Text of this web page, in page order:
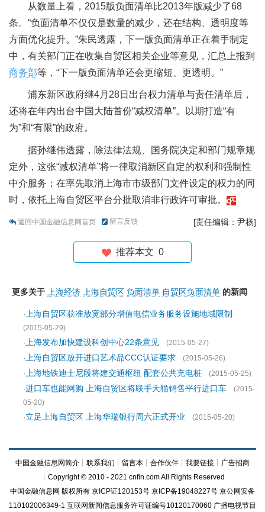
从数量上看，2015版负面清单比2013年版减少了68
条。“负面清单不仅仅是数量的减少，还在结构、透明度等
方面优化提升。”朱民透露，下一版负面清单正在着手制定
中，有关部门正在收集自贸区相关企业等意见，汇总上报到
商务部等，“下一版负面清单还会更缩短、更透明。”
浦东新区政府继4月28日出台权力清单与责任清单后，
还将在年内出台中国大陆首份“减权清单”。以期打造“有
为”和“有限”的政府。
据孙继伟透露，除法律法规、国务院决定和部门规章规
定外，这张“减权清单”将一律取消新区自定的权利和强制性
中介服务；在率先取消上海市市级部门文件设定的权力的同
时，依托上海自贸区平台分批取消非行政许可审批。
返回中国金融信息网首页 留言反馈 [责任编辑：尹杨]
推荐本文 0
更多关于 上海经济 上海自贸区 负面清单 自贸区负面清单 的新闻
· 上海自贸区获准放宽部分增值电信业务服务设施地域限制
(2015-05-29)
· 上海发布加快建设科创中心22条意见
(2015-05-27)
· 上海自贸区放开进口艺术品CCC认证要求
(2015-05-26)
· 上海地铁迪士尼段将建交通枢纽 配套公共充电桩
(2015-05-25)
·进口车也能网购 上海自贸区将联手天猫销售平行进口车
(2015-
05-20)
·立足上海自贸区 上海华瑞银行周六正式开业 (2015-05-20)
中国金融信息网简介 ┊ 联系我们 ┊ 留言本 ┊ 合作伙伴 ┊ 我要链接 ┊ 广告招商
┊Copyright © 2010 - 2021 cnfin.com All Rights Reserved
中国金融信息网 版权所有 京ICP证120153号 京ICP备19048227号 京公网安备
110102006349-1 互联网新闻信息服务许可证编号10120170060 广播电视节目